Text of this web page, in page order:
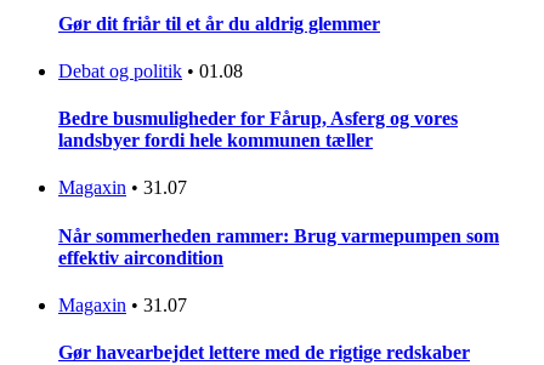
Gør dit friår til et år du aldrig glemmer
Debat og politik • 01.08
Bedre busmuligheder for Fårup, Asferg og vores
landsbyer fordi hele kommunen tæller
Magaxin • 31.07
Når sommerheden rammer: Brug varmepumpen som
effektiv aircondition
Magaxin • 31.07
Gør havearbejdet lettere med de rigtige redskaber